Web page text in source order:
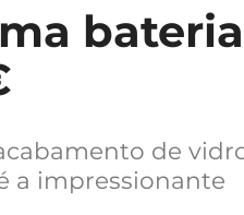
bateria
de
a impressionante